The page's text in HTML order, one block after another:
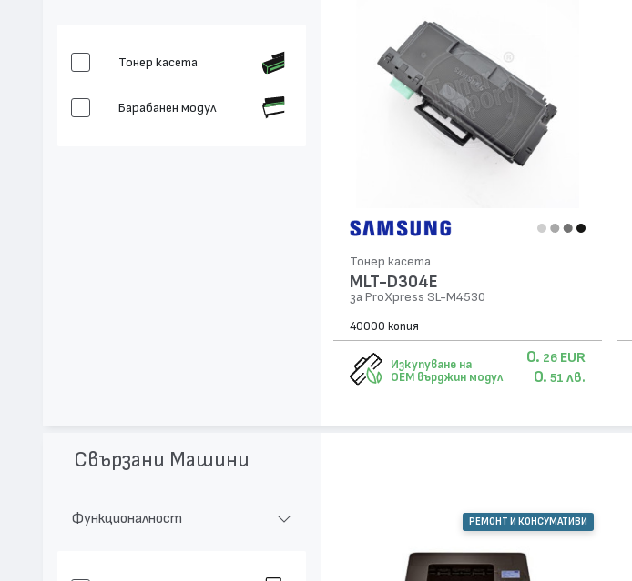
Тонер касета
Барабанен модул
Тонер касета
MLT-D304E
за ProXpress SL-M4530
40000 копия
Изкупуване на
OEM върджин модул
0. 26 EUR
0. 51 лв.
Свързани Машини
Функционалност РЕМОНТ И КОНСУМАТИВИ